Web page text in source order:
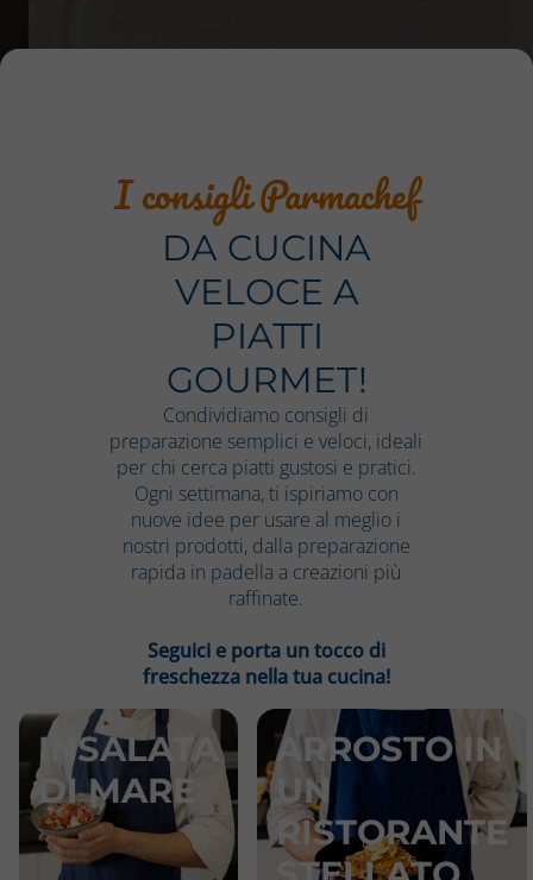
I consigli Parmachef
DA CUCINA
VELOCE A
PIATTI
GOURMET!
Condividiamo consigli di
preparazione semplici e veloci, ideali
per chi cerca piatti gustosi e pratici.
Ogni settimana, ti ispiriamo con
nuove idee per usare al meglio i
nostri prodotti, dalla preparazione
rapida in padella a creazioni più
raffinate.
Seguici e porta un tocco di
freschezza nella tua cucina!
INSALATA
DI MARE
ARROSTO IN
UN
RISTORANTE